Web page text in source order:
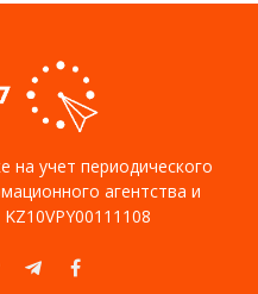
на учет периодического
агентства и
TelegramFacebook